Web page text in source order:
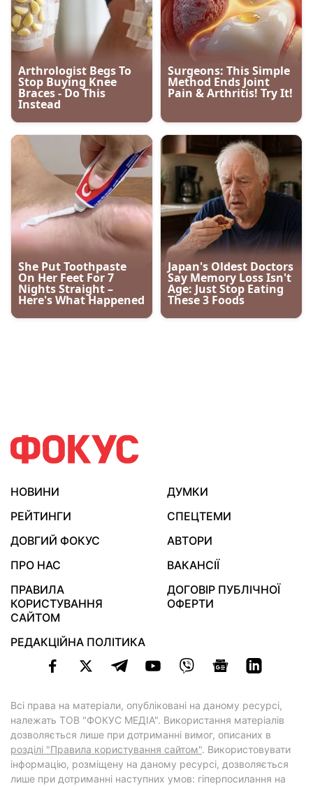
НОВИНИ
ДУМКИ
РЕЙТИНГИ
СПЕЦТЕМИ
ДОВГИЙ ФОКУС
АВТОРИ
ПРО НАС
ВАКАНСІЇ
ПРАВИЛА
КОРИСТУВАННЯ
САЙТОМ
ДОГОВІР ПУБЛІЧНОЇ
ОФЕРТИ
РЕДАКЦІЙНА ПОЛІТИКА
Всі права на матеріали, опубліковані на даному ресурсі,
належать ТОВ "ФОКУС МЕДІА". Використання матеріалів
дозволяється лише при дотриманні вимог, описаних в
розділі "Правила користування сайтом". Використовувати
інформацію, розміщену на даному ресурсі, дозволяється
лише при дотриманні наступних умов: гіперпосилання на